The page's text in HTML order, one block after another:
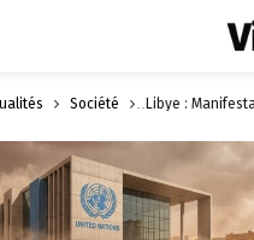
Société Libye :